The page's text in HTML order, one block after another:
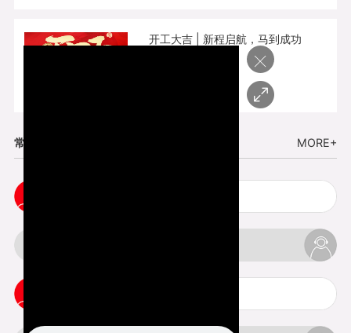
开工大吉 | 新程启航，马到成功
常见问题 MORE+
×